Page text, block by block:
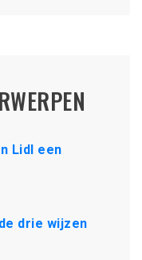
Lidl een
drie wijzen